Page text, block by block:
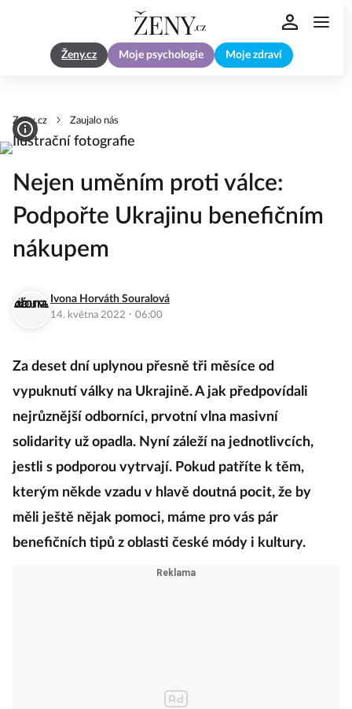
Ženy.cz Moje psychologie Moje zdraví
Zeny.cz Zaujalo nás
Nejen uměním proti válce:
Podpořte Ukrajinu benefičním
nákupem
Ivona Horváth Souralová
14. května 2022 · 06:00
Za deset dní uplynou přesně tři měsíce od
vypuknutí války na Ukrajině. A jak předpovídali
nejrůznější odborníci, prvotní vlna masivní
solidarity už opadla. Nyní záleží na jednotlivcích,
jestli s podporou vytrvají. Pokud patříte k těm,
kterým někde vzadu v hlavě doutná pocit, že by
měli ještě nějak pomoci, máme pro vás pár
benefičních tipů z oblasti české módy i kultury.